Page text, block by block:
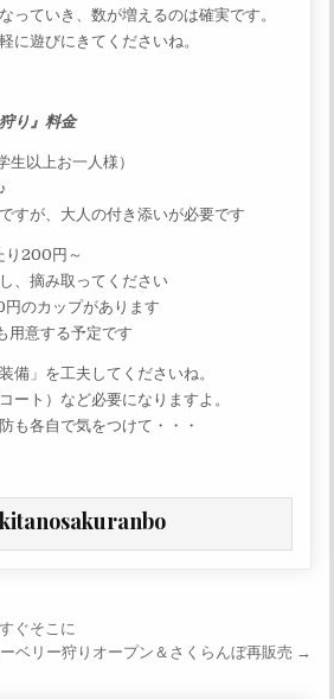
っていき、数が増えるのは確実です。
に遊びにきてくださいね。
り』料金
生以上お一人様）
すが、大人の付き添いが必要です
り200円～
、摘み取ってください
のカップがあります
用意する予定です
備」を工夫してくださいね。
ート）など必要になりますよ。
も各自で気をつけて・・・
ション
ぐそこに
ベリー狩りオープン＆さくらんぼ再販売 →